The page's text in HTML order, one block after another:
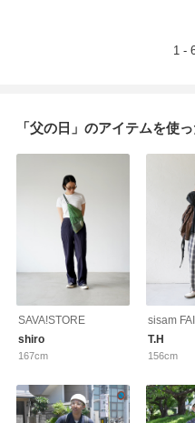
1 -
「父の日」のアイテムを使
SAVA!STORE
shiro
167cm
sisam
T.H
156cm